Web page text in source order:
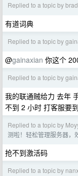
Replied to a topic by
有道词典
Replied to a topic by
@gainaxian 你这个
Replied to a topic by
我的联通贼给力 去年
不到 2 小时 打客服要
Replied to a topic by
测啦！轻松管理服务器，
抢不到激活码
Replied to a topic by